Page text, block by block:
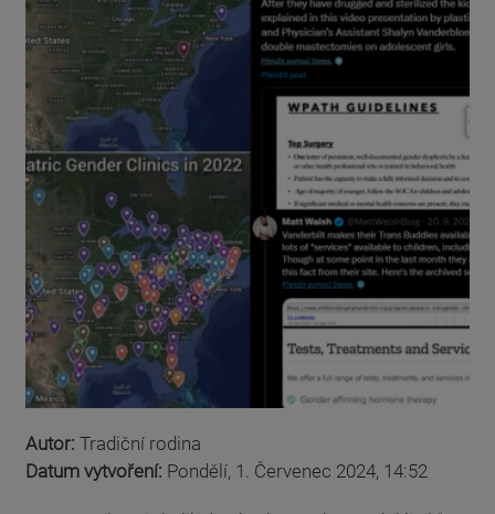
Autor: Tradiční rodina
Datum vytvoření: Pondělí, 1. Červenec 2024, 14:52